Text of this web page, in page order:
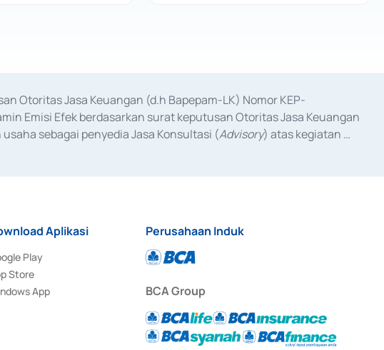
Otoritas Jasa Keuangan (d.h Bapepam-LK) Nomor KEP-
Emisi Efek berdasarkan surat keputusan Otoritas Jasa Keuangan
sebagai penyedia Jasa Konsultasi (Advisory) atas kegiatan
Aplikasi
Play
Store
App
Perusahaan Induk
BCA Group